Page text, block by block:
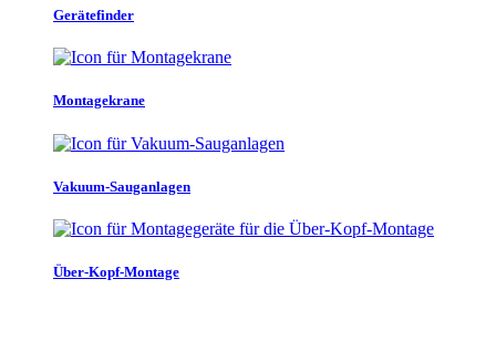
Gerätefinder
Montagekrane
Vakuum-Sauganlagen
Über-Kopf-Montage